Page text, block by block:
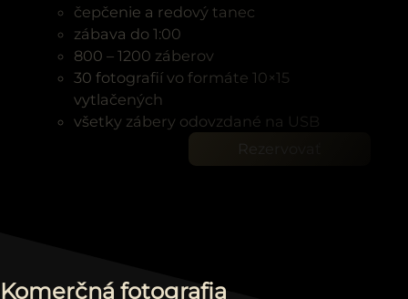
čepčenie a redový tanec
zábava do 1:00
800 – 1200 záberov
30 fotografií vo formáte 10×15
vytlačených
všetky zábery odovzdané na USB
Komerčná fotografia